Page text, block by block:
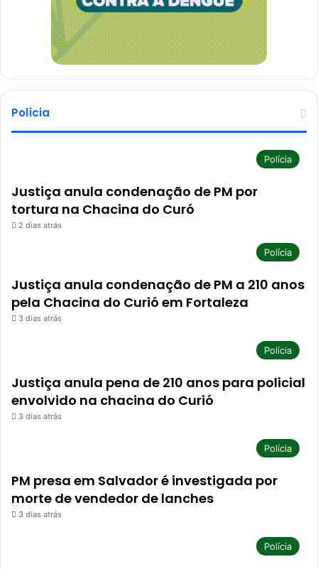
Polícia
Polícia
Justiça anula condenação de PM por
tortura na Chacina do Curó
2 dias atrás
Polícia
Justiça anula condenação de PM a 210 anos
pela Chacina do Curió em Fortaleza
3 dias atrás
Polícia
Justiça anula pena de 210 anos para policial
envolvido na chacina do Curió
3 dias atrás
Polícia
PM presa em Salvador é investigada por
morte de vendedor de lanches
3 dias atrás
Polícia